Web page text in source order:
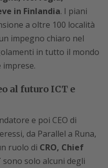
in Finlandia. I piani
a oltre 100 località
impegno chiaro nel
in tutto il mondo
imprese.
al futuro ICT e
e poi CEO di
da Parallel a Runa,
ruolo di CRO, Chief
sono solo alcuni degli